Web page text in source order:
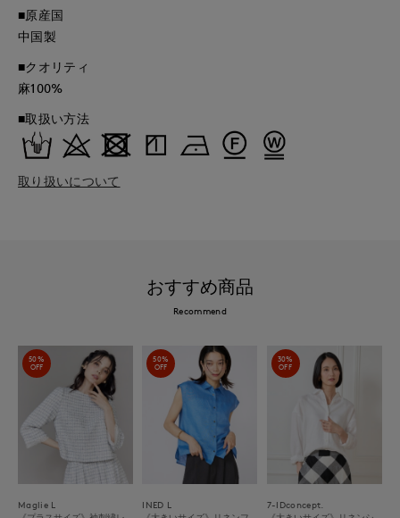
■原産国
中国製
■クオリティ
麻100%
■取扱い方法
取り扱いについて
おすすめ商品
Recommend
50%
OFF
Maglie L
50%
OFF
INED L
30%
OFF
7-IDconcept.